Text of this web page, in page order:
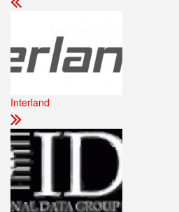
Interland